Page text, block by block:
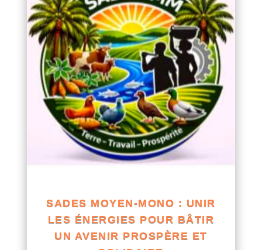
SADES MOYEN-MONO : UNIR
LES ÉNERGIES POUR BÂTIR
UN AVENIR PROSPÈRE ET